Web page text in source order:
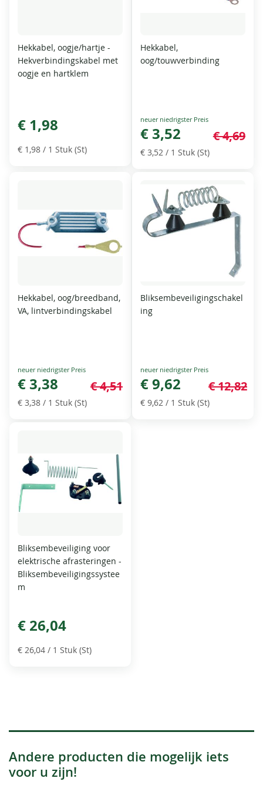
Hekkabel, oogje/hartje -
Hekverbindingskabel met
oogje en hartklem
€ 1,98
€ 1,98 / 1 Stuk (St)
Hekkabel,
oog/touwverbinding
Special
Price
€ 3,52 € 4,69
€ 3,52 / 1 Stuk (St)
Hekkabel, oog/breedband,
VA, lintverbindingskabel
Special
Price
€ 3,38 € 4,51
€ 3,38 / 1 Stuk (St)
Bliksembeveiligingschakel
ing
Special
Price
€ 9,62 € 12,82
€ 9,62 / 1 Stuk (St)
Bliksembeveiliging voor
elektrische afrasteringen -
Bliksembeveiligingssystee
m
€ 26,04
€ 26,04 / 1 Stuk (St)
Andere producten die mogelijk iets
voor u zijn!